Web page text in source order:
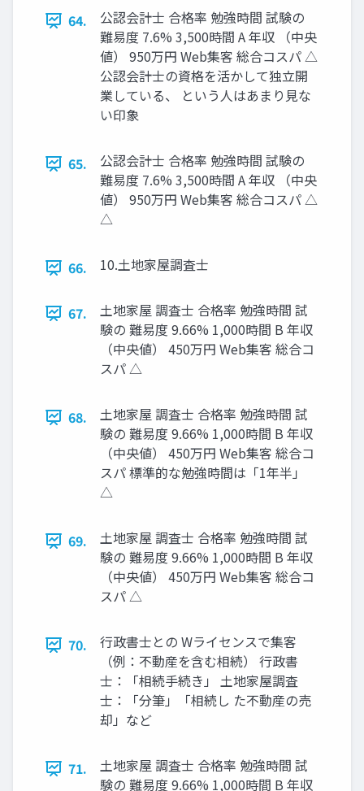
64.
公認会計士 合格率 勉強時間 試験の
難易度 7.6% 3,500時間 A 年収 （中央
値） 950万円 Web集客 総合コスパ △
公認会計士の資格を活かして独立開
業している、 という人はあまり見な
い印象
65.
公認会計士 合格率 勉強時間 試験の
難易度 7.6% 3,500時間 A 年収 （中央
値） 950万円 Web集客 総合コスパ △
△
66. 10.土地家屋調査士
67.
土地家屋 調査士 合格率 勉強時間 試
験の 難易度 9.66% 1,000時間 B 年収
（中央値） 450万円 Web集客 総合コ
スパ △
68.
土地家屋 調査士 合格率 勉強時間 試
験の 難易度 9.66% 1,000時間 B 年収
（中央値） 450万円 Web集客 総合コ
スパ 標準的な勉強時間は「1年半」
△
69.
土地家屋 調査士 合格率 勉強時間 試
験の 難易度 9.66% 1,000時間 B 年収
（中央値） 450万円 Web集客 総合コ
スパ △
70.
行政書士との Wライセンスで集客
（例：不動産を含む相続） 行政書
士：「相続手続き」 土地家屋調査
士：「分筆」「相続し た不動産の売
却」など
71.
土地家屋 調査士 合格率 勉強時間 試
験の 難易度 9.66% 1,000時間 B 年収